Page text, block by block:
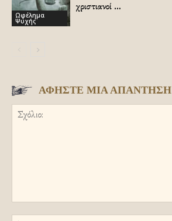
Ωφέλημα
Ψυχής
χριστιανοί …
ΑΦΗΣΤΕ ΜΙΑ ΑΠΑΝΤΗΣΗ